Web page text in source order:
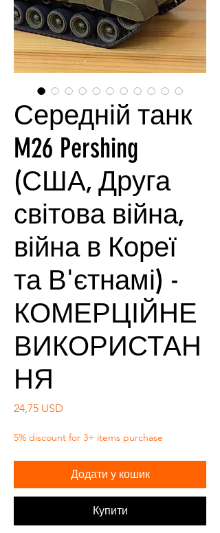
Середній танк
M26 Pershing
(США, Друга
світова війна,
війна в Кореї
та В'єтнамі) -
КОМЕРЦІЙНЕ
ВИКОРИСТАН
НЯ
24,75 USD
5% discount for 3+ items purchase
Додати у кошик
Купити